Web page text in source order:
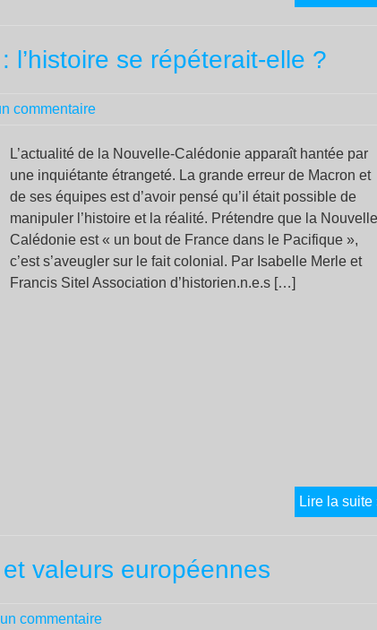
l’histoire se répéterait-elle ?
commentaire
L’actualité de la Nouvelle-Calédonie apparaît hantée par
une inquiétante étrangeté. La grande erreur de Macron et
de ses équipes est d’avoir pensé qu’il était possible de
manipuler l’histoire et la réalité. Prétendre que la
Calédonie est « un bout de France dans le Pacifique »,
c’est s’aveugler sur le fait colonial. Par Isabelle Merle et
Francis Sitel Association d’historien.n.e.s […]
Lire la suite
valeurs européennes
commentaire